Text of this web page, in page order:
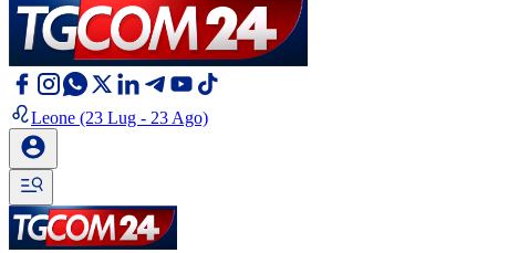
Leone (23 Lug - 23 Ago)